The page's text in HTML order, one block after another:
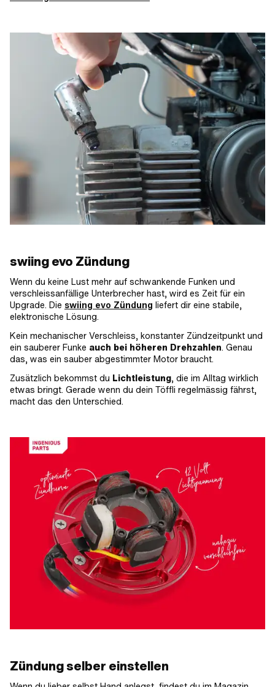
swiing evo Zündung
Wenn du keine Lust mehr auf schwankende Funken und
verschleissanfällige Unterbrecher hast, wird es Zeit für ein
Upgrade. Die swiing evo Zündung liefert dir eine stabile,
elektronische Lösung.
Kein mechanischer Verschleiss, konstanter Zündzeitpunkt und
ein sauberer Funke auch bei höheren Drehzahlen. Genau
das, was ein sauber abgestimmter Motor braucht.
Zusätzlich bekommst du Lichtleistung, die im Alltag wirklich
etwas bringt. Gerade wenn du dein Töffli regelmässig fährst,
macht das den Unterschied.
Zündung selber einstellen